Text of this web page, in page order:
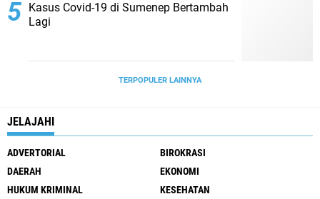
Kasus Covid-19 di Sumenep Bertambah
Lagi
TERPOPULER LAINNYA
JELAJAHI
ADVERTORIAL
BIROKRASI
DAERAH
EKONOMI
HUKUM KRIMINAL
KESEHATAN